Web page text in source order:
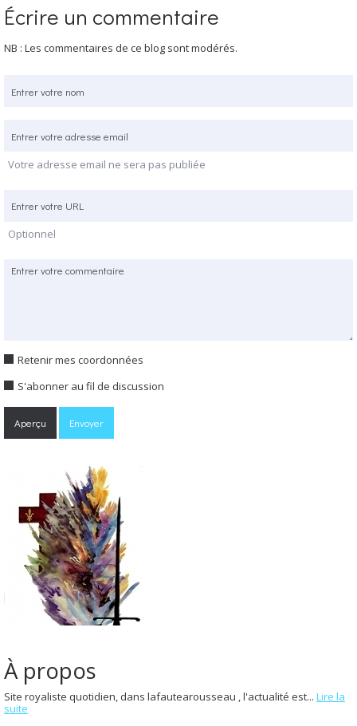
Écrire un commentaire
NB : Les commentaires de ce blog sont modérés.
Votre adresse email ne sera pas publiée
Optionnel
Retenir mes coordonnées
S'abonner au fil de discussion
À propos
Site royaliste quotidien, dans lafautearousseau , l'actualité est... Lire la
suite